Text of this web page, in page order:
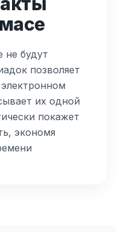
не будут
позволяет
их одной
покажет
экономя